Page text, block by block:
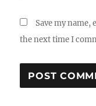
Save my
the next time I